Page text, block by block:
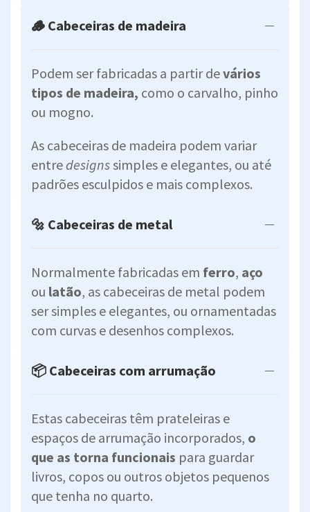
🪵 Cabeceiras de madeira
Podem ser fabricadas a partir devários
tipos de madeira, como o carvalho, pinho
ou mogno.
As cabeceiras de madeira podem variar
entredesignssimples e elegantes, ou até
padrões esculpidos e mais complexos.
🔩 Cabeceiras de metal
Normalmente fabricadas em ferro, aço
ou latão, as cabeceiras de metal podem
ser simples e elegantes, ou ornamentadas
com curvas e desenhos complexos.
📦 Cabeceiras com arrumação
Estas cabeceiras têm prateleiras e
espaços de arrumação incorporados, o
que as torna funcionais para guardar
livros, copos ou outros objetos pequenos
que tenha no quarto.